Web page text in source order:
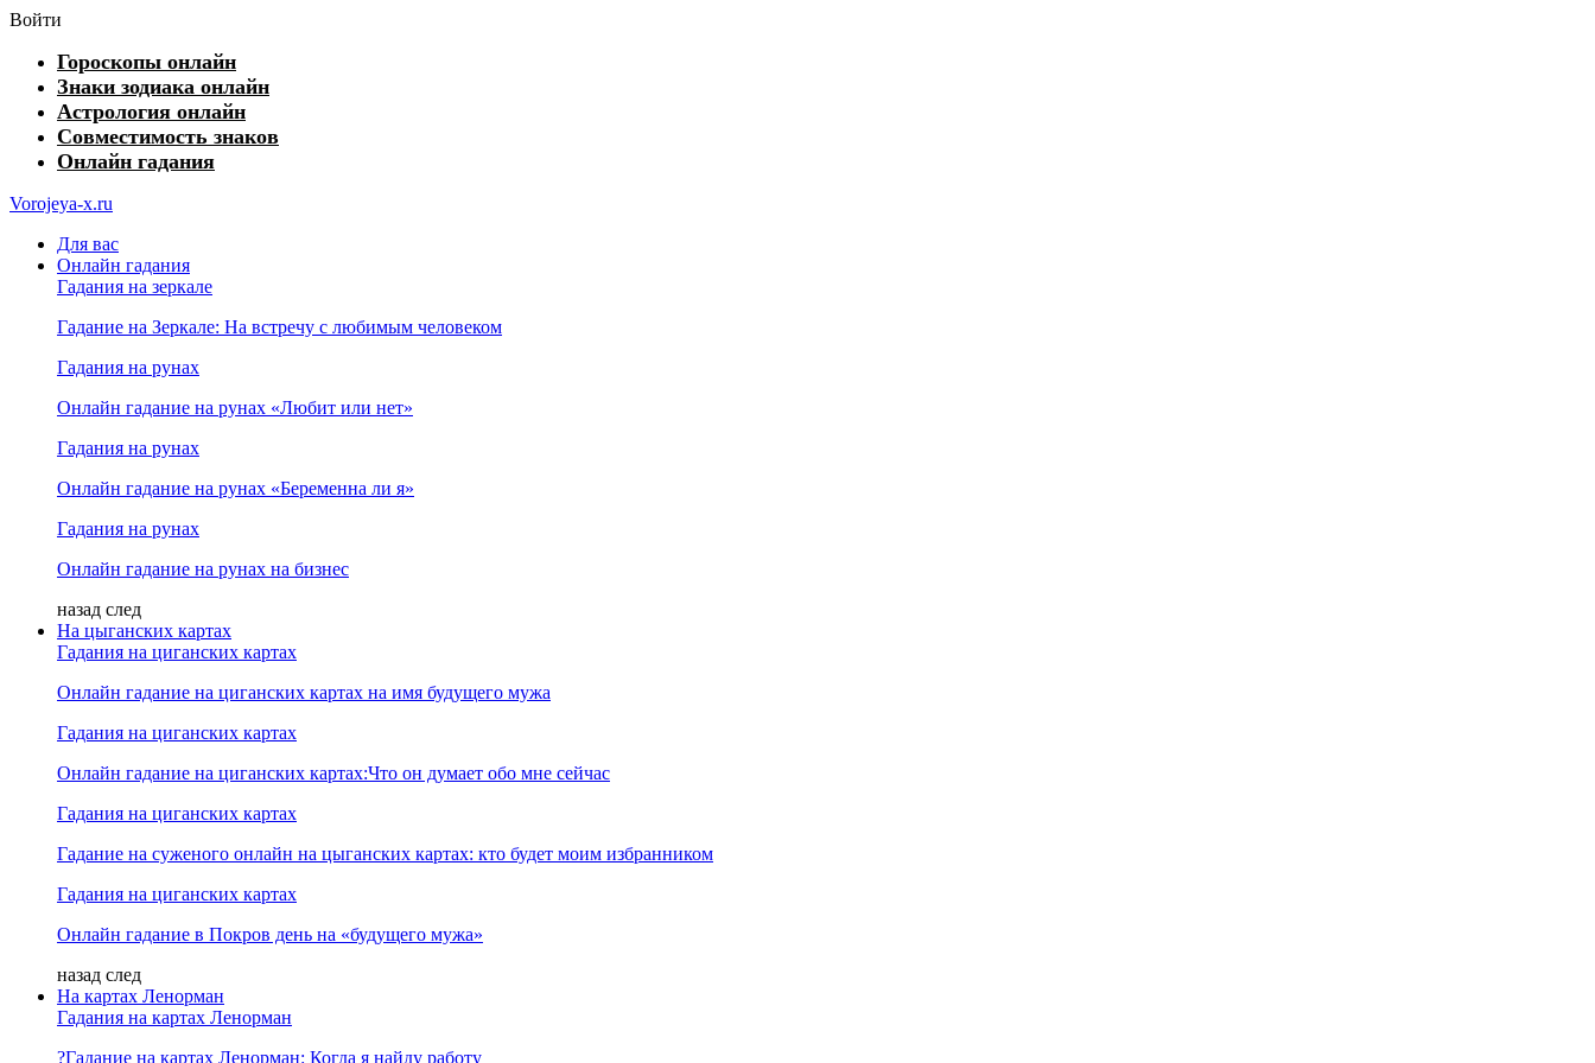
Войти
Гороскопы онлайн
Знаки зодиака онлайн
Астрология онлайн
Совместимость знаков
Онлайн гадания
Vorojeya-x.ru
Для вас
Онлайн гадания
Гадания на зеркале
Гадание на Зеркале: На встречу с любимым человеком
Гадания на рунах
Онлайн гадание на рунах «Любит или нет»
Гадания на рунах
Онлайн гадание на рунах «Беременна ли я»
Гадания на рунах
Онлайн гадание на рунах на бизнес
назад след
На цыганских картах
Гадания на циганских картах
Онлайн гадание на циганских картах на имя будущего мужа
Гадания на циганских картах
Онлайн гадание на циганских картах:Что он думает обо мне сейчас
Гадания на циганских картах
Гадание на суженого онлайн на цыганских картах: кто будет моим избранником
Гадания на циганских картах
Онлайн гадание в Покров день на «будущего мужа»
назад след
На картах Ленорман
Гадания на картах Ленорман
?Гадание на картах Ленорман: Когда я найду работу